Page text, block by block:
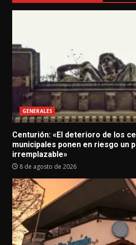
GENERALES
Centurión: «El deterioro de los
municipales ponen en riesgo un
irremplazable»
8 de agosto de 2026